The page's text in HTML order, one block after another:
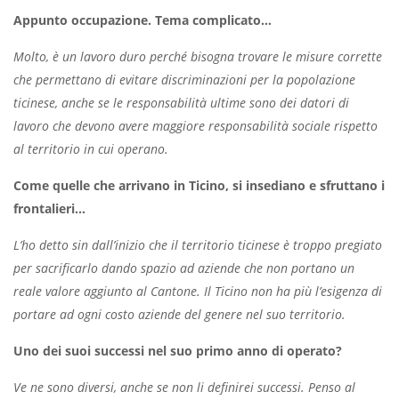
Appunto occupazione. Tema complicato…
Molto, è un lavoro duro perché bisogna trovare le misure corrette
che permettano di evitare discriminazioni per la popolazione
ticinese, anche se le responsabilità ultime sono dei datori di
lavoro che devono avere maggiore responsabilità sociale rispetto
al territorio in cui operano.
Come quelle che arrivano in Ticino, si insediano e sfruttano i
frontalieri…
L’ho detto sin dall’inizio che il territorio ticinese è troppo pregiato
per sacrificarlo dando spazio ad aziende che non portano un
reale valore aggiunto al Cantone. Il Ticino non ha più l’esigenza di
portare ad ogni costo aziende del genere nel suo territorio.
Uno dei suoi successi nel suo primo anno di operato?
Ve ne sono diversi, anche se non li definirei successi. Penso al